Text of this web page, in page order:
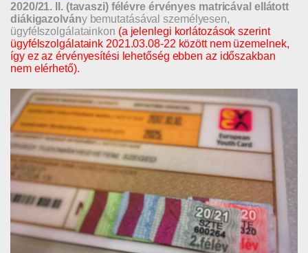
2020/21. II. (tavaszi) félévre érvényes matricával ellátott
diákigazolvány bemutatásával személyesen,
ügyfélszolgálatainkon (a jelenlegi korlátozások szerint
ügyfélszolgálataink 2021.03.08-22 között nem üzemelnek,
így ez az érvényesítési lehetőség ebben az időszakban
nem elérhető).